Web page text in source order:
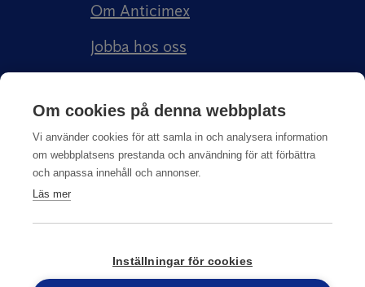
Om Anticimex
Jobba hos oss
Anticimex Försäkringar AB
Integritetspolicy
Om cookies på denna webbplats
Vi använder cookies för att samla in och analysera information
om webbplatsens prestanda och användning för att förbättra
och anpassa innehåll och annonser.
Läs mer
Inställningar för cookies